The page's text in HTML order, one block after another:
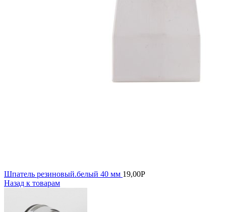
Шпатель резиновый.белый 40 мм 19,00Р
Назад к товарам